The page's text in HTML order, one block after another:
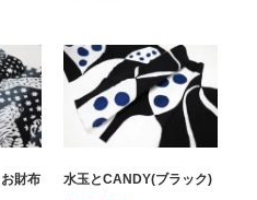
財布
水玉とCANDY(ブラック)